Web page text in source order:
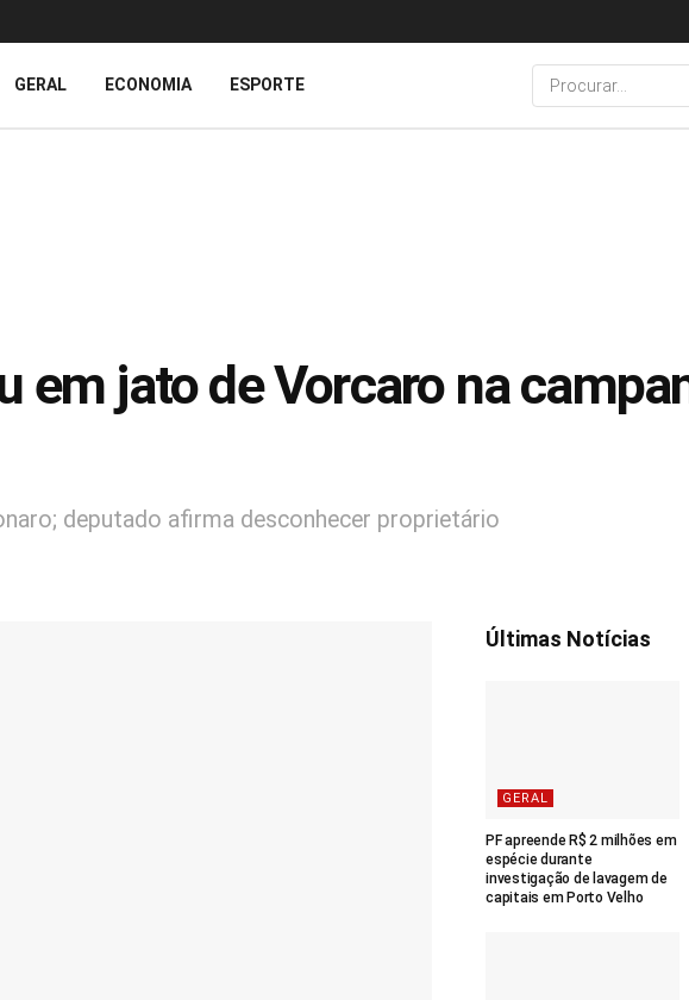
GERAL ECONOMIA ESPORTE
em jato de Vorcaro na
deputado afirma desconhecer proprietário
Últimas Notícias
GERAL
PF apreende R$ 2 milhões em
espécie durante
investigação de lavagem de
capitais em Porto Velho